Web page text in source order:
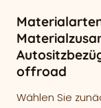
offroad
Wählen Sie